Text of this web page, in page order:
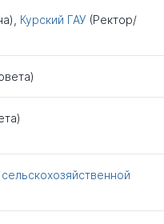
Курский ГАУ (Ректор/